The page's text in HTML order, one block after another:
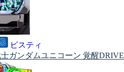
ビスティ
ガンダムユニコーン 覚醒DRIVE